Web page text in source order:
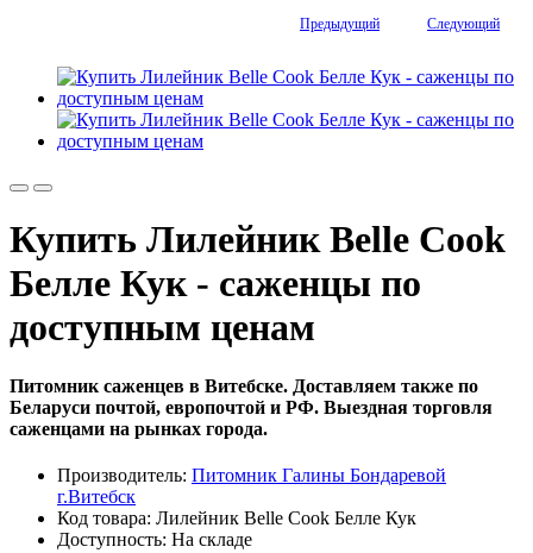
Предыдущий Следующий
Купить Лилейник Belle Сook
Белле Кук - саженцы по
доступным ценам
Питомник саженцев в Витебске. Доставляем также по
Беларуси почтой, европочтой и РФ. Выездная торговля
саженцами на рынках города.
Производитель: Питомник Галины Бондаревой
г.Витебск
Код товара: Лилейник Belle Сook Белле Кук
Доступность: На складе